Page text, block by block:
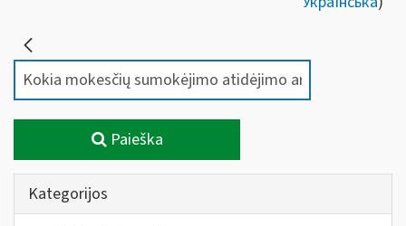
Paieška
Kategorijos